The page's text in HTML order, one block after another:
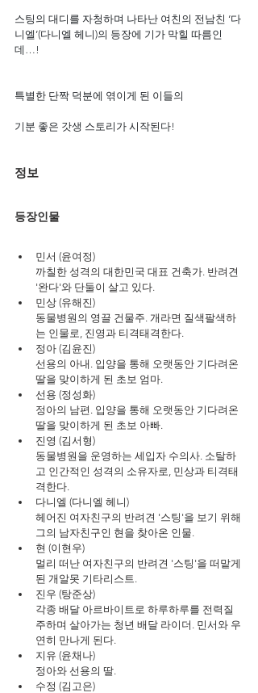
스팅의 대디를 자청하며 나타난 여친의 전남친 ‘다
니엘’(다니엘 헤니)의 등장에 기가 막힐 따름인
데…!
특별한 단짝 덕분에 엮이게 된 이들의
기분 좋은 갓생 스토리가 시작된다!
정보
등장인물
민서 (윤여정)
까칠한 성격의 대한민국 대표 건축가. 반려견
'완다'와 단둘이 살고 있다.
민상 (유해진)
동물병원의 영끌 건물주. 개라면 질색팔색하
는 인물로, 진영과 티격태격한다.
정아 (김윤진)
선용의 아내. 입양을 통해 오랫동안 기다려온
딸을 맞이하게 된 초보 엄마.
선용 (정성화)
정아의 남편. 입양을 통해 오랫동안 기다려온
딸을 맞이하게 된 초보 아빠.
진영 (김서형)
동물병원을 운영하는 세입자 수의사. 소탈하
고 인간적인 성격의 소유자로, 민상과 티격태
격한다.
다니엘 (다니엘 헤니)
헤어진 여자친구의 반려견 '스팅'을 보기 위해
그의 남자친구인 현을 찾아온 인물.
현 (이현우)
멀리 떠난 여자친구의 반려견 '스팅'을 떠맡게
된 개알못 기타리스트.
진우 (탕준상)
각종 배달 아르바이트로 하루하루를 전력질
주하며 살아가는 청년 배달 라이더. 민서와 우
연히 만나게 된다.
지유 (윤채나)
정아와 선용의 딸.
수정 (김고은)